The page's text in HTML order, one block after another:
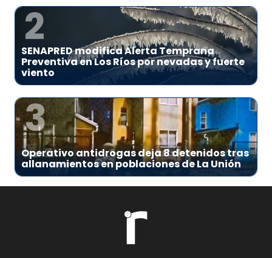
2
SENAPRED modifica Alerta Temprana
Preventiva en Los Ríos por nevadas y fuerte
viento
3
Operativo antidrogas deja 8 detenidos tras
allanamientos en poblaciones de La Unión